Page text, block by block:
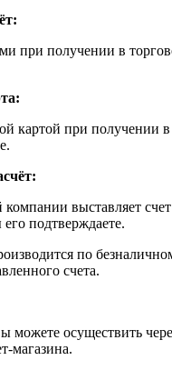
при получении в
картой при получении в
выставляет
подтверждаете.
по
счета.
можете осуществить
магазина.